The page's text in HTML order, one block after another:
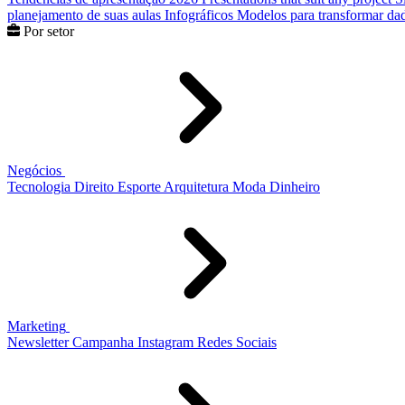
planejamento de suas aulas Infográficos Modelos para transformar
Por setor
Negócios
Tecnologia Direito Esporte Arquitetura Moda Dinheiro
Marketing
Newsletter Campanha Instagram Redes Sociais